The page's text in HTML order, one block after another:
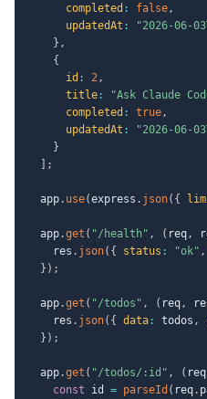
completed : false,
updatedAt :
"2026-06-
} ,
{
id : 2,
title : "Ask Claude
completed : true,
updatedAt :
"2026-06-
}
;
  app
. use(express . json( {
  app
.get ( "/health" , ( req,
    res
. json( { status : "ok" ,
} ) ;
  app
.get ( "/todos" , ( req,
    res
. json( { data : todos ,
} ) ;
  app
.get ( "/todos/:id" , ( req
const id = parseId ( req.